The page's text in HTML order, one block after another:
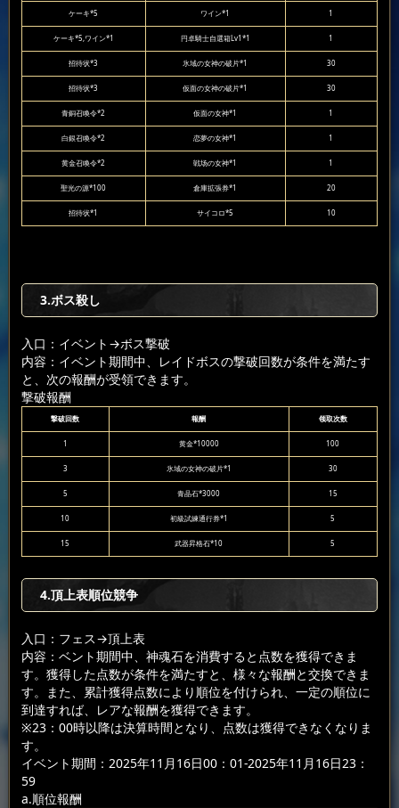
ケーキ*5 ワイン*1 1
ケーキ*5,ワイン*1 円卓騎士自選箱Lv1*1 1
招待状*3 氷域の女神の破片*1 30
招待状*3 仮面の女神の破片*1 30
青銅召喚令*2 仮面の女神*1 1
白銀召喚令*2 恋夢の女神*1 1
黄金召喚令*2 戦场の女神*1 1
聖光の源*100 倉庫拡張券*1 20
招待状*1 サイコロ*5 10
3.ボス殺し
入口：イベント →ボス撃破
内容：イベント期間中、レイドボスの撃破回数が条件を満たす
と、次の報酬が受領できます。
撃破報酬
撃破回数 報酬 领取次数
1 黄金*10000 100
3 氷域の女神の破片*1 30
5 青晶石*3000 15
10 初級試練通行券*1 5
15 武器昇格石*10 5
4.頂上表順位競争
入口：フェス→頂上表
内容：ベント期間中、神魂石を消費すると点数を獲得できま
す。獲得した点数が条件を満たすと、様々な報酬と交換できま
す。また、累計獲得点数により順位を付けられ、一定の順位に
到達すれば、レアな報酬を獲得できます。
※23：00時以降は決算時間となり、点数は獲得できなくなりま
す。
イベント期間：2025年11月16日00：01-2025年11月16日23：
59
a.順位報酬